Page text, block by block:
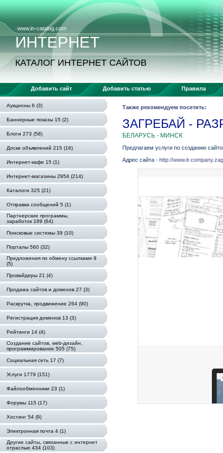
www.in-catalog.com
ИНТЕРНЕТ
КАТАЛОГ ИНТЕРНЕТ САЙТОВ
Добавить сайт Добавить статью Правила
Аукционы 6 (3)
Баннерные показы 15 (2)
Блоги 273 (58)
Доски объявлений 215 (16)
Интернет-кафе 15 (1)
Интернет-магазины 2954 (214)
Каталоги 325 (21)
Отправка сообщений 5 (1)
Партнерские программы,
заработок 169 (64)
Поисковые системы 39 (10)
Порталы 560 (32)
Предложения по обмену ссылками 9
(5)
Провайдеры 21 (4)
Продажа сайтов и доменов 27 (3)
Раскрутка, продвижение 264 (90)
Регистрация доменов 13 (3)
Рейтинги 14 (4)
Создание сайтов, web-дизайн,
программирование 505 (75)
Социальная сеть 17 (7)
Услуги 1779 (151)
Файлообменники 23 (1)
Форумы 115 (17)
Хостинг 54 (9)
Электронная почта 4 (1)
Другие сайты, связанные с интернет
отраслью 434 (103)
Также рекомендуем посетить:
ЗАГРЕБАЙ -
БЕЛАРУСЬ - МИНСК
Предлагаем услуги по созданию
Адрес сайта - http://www.it-